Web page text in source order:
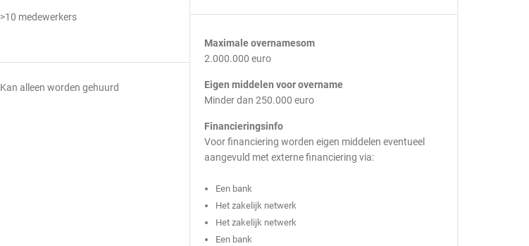
>10 medewerkers
Kan alleen worden gehuurd
Maximale overnamesom
2.000.000 euro
Eigen middelen voor overname
Minder dan 250.000 euro
Financieringsinfo
Voor financiering worden eigen middelen eventueel
aangevuld met externe financiering via:
Een bank
Het zakelijk netwerk
Het zakelijk netwerk
Een bank